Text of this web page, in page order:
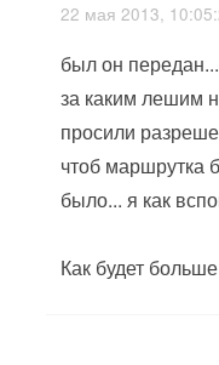
22 мая 2013,
был он передан...
за каким лешим
просили
чтоб маршрутка
было... я как
Как будет